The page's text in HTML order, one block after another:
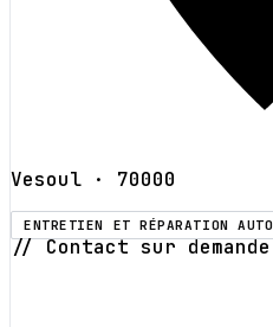
Vesoul · 70000
ENTRETIEN ET RÉPARATION AUTO
// Contact sur demande